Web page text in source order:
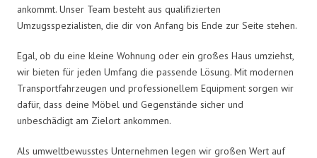
ankommt. Unser Team besteht aus qualifizierten
Umzugsspezialisten, die dir von Anfang bis Ende zur Seite stehen.
Egal, ob du eine kleine Wohnung oder ein großes Haus umziehst,
wir bieten für jeden Umfang die passende Lösung. Mit modernen
Transportfahrzeugen und professionellem Equipment sorgen wir
dafür, dass deine Möbel und Gegenstände sicher und
unbeschädigt am Zielort ankommen.
Als umweltbewusstes Unternehmen legen wir großen Wert auf